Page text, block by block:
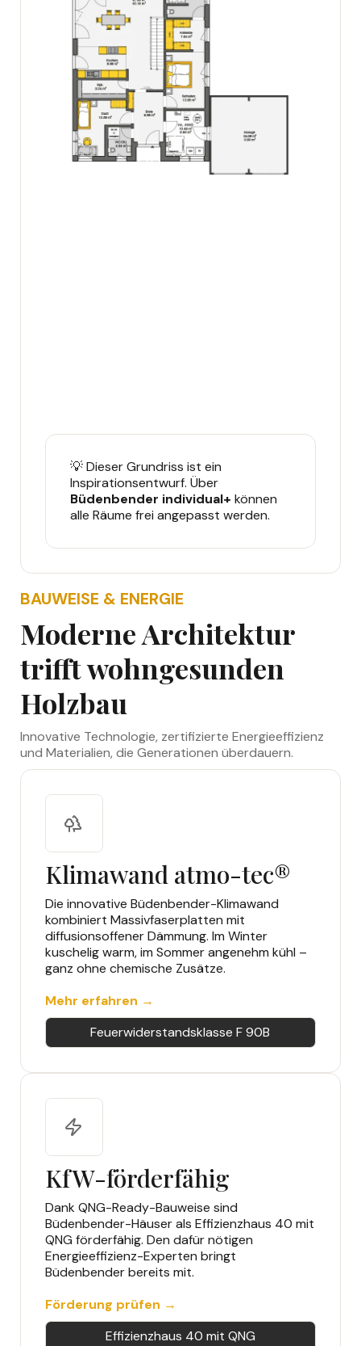
💡 Dieser Grundriss ist ein
Inspirationsentwurf. Über
Büdenbender individual+ können
alle Räume frei angepasst werden.
BAUWEISE & ENERGIE
Moderne Architektur
trifft wohngesunden
Holzbau
Innovative Technologie, zertifizierte Energieeffizienz
und Materialien, die Generationen überdauern.
Klimawand atmo-tec®
Die innovative Büdenbender-Klimawand
kombiniert Massivfaserplatten mit
diffusionsoffener Dämmung. Im Winter
kuschelig warm, im Sommer angenehm kühl –
ganz ohne chemische Zusätze.
Mehr erfahren →
Feuerwiderstandsklasse F 90B
KfW-förderfähig
Dank QNG-Ready-Bauweise sind
Büdenbender-Häuser als Effizienzhaus 40 mit
QNG förderfähig. Den dafür nötigen
Energieeffizienz-Experten bringt
Büdenbender bereits mit.
Förderung prüfen →
Effizienzhaus 40 mit QNG